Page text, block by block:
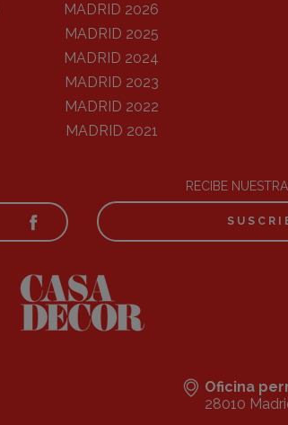
MADRID 2026
MADRID 2025
MADRID 2024
MADRID 2023
MADRID 2022
MADRID 2021
RECIBE
Oficina
28010